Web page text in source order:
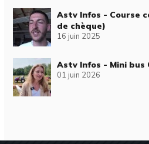
Astv Infos - Course
de chèque)
16 juin 2025
Astv Infos - Mini bus
01 juin 2026